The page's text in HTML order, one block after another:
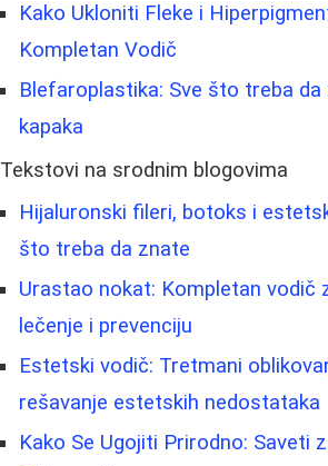
Kako Ukloniti Fleke i
Kompletan Vodič
Blefaroplastika: Sve što treba
kapaka
Tekstovi na srodnim blogovima
Hijaluronski fileri, botoks i
što treba da znate
Urastao nokat: Kompletan vodič
lečenje i prevenciju
Estetski vodič: Tretmani
rešavanje estetskih nedostataka
Kako Se Ugojiti Prirodno: Saveti